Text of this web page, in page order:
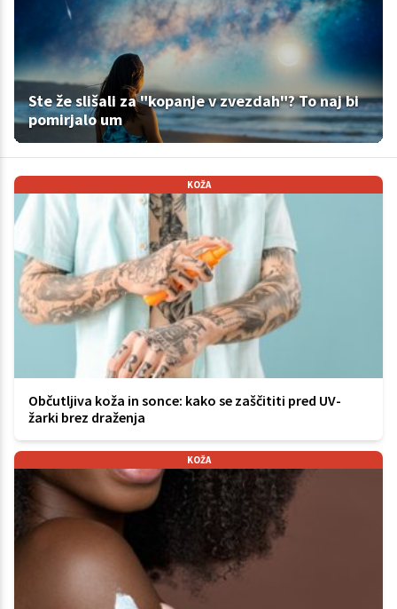
Ste že slišali za "kopanje v zvezdah"? To naj bi
pomirjalo um
KOŽA
Občutljiva koža in sonce: kako se zaščititi pred UV-
žarki brez draženja
KOŽA